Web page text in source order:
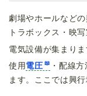
劇場やホールなど
トラボックス・映
電気設備が集まり
使用 電圧 ・配線方
ます。ここでは興